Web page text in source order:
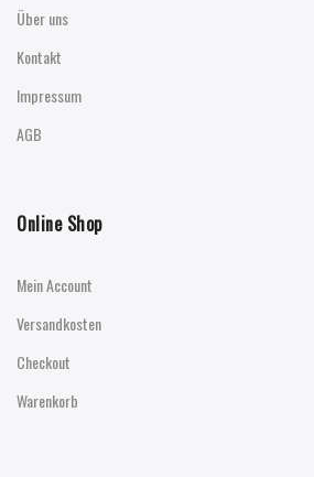
Über uns
Kontakt
Impressum
AGB
Online Shop
Mein Account
Versandkosten
Checkout
Warenkorb